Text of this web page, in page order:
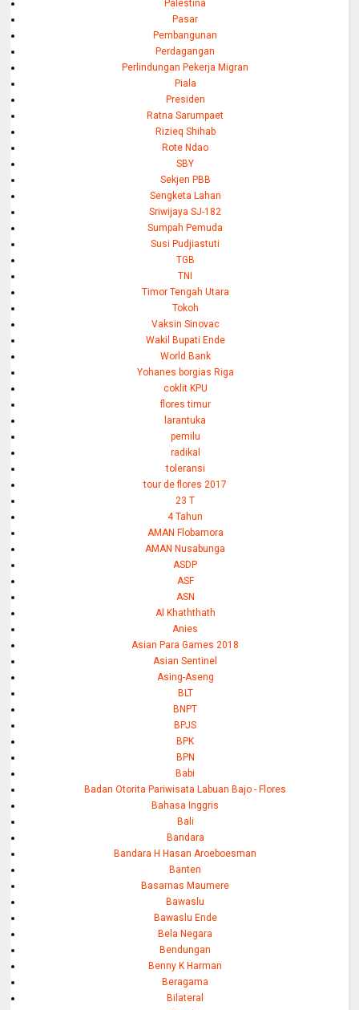
Palestina
Pasar
Pembangunan
Perdagangan
Perlindungan Pekerja Migran
Piala
Presiden
Ratna Sarumpaet
Rizieq Shihab
Rote Ndao
SBY
Sekjen PBB
Sengketa Lahan
Sriwijaya SJ-182
Sumpah Pemuda
Susi Pudjiastuti
TGB
TNI
Timor Tengah Utara
Tokoh
Vaksin Sinovac
Wakil Bupati Ende
World Bank
Yohanes borgias Riga
coklit KPU
flores timur
larantuka
pemilu
radikal
toleransi
tour de flores 2017
23 T
4 Tahun
AMAN Flobamora
AMAN Nusabunga
ASDP
ASF
ASN
Al Khaththath
Anies
Asian Para Games 2018
Asian Sentinel
Asing-Aseng
BLT
BNPT
BPJS
BPK
BPN
Babi
Badan Otorita Pariwisata Labuan Bajo - Flores
Bahasa Inggris
Bali
Bandara
Bandara H Hasan Aroeboesman
Banten
Basarnas Maumere
Bawaslu
Bawaslu Ende
Bela Negara
Bendungan
Benny K Harman
Beragama
Bilateral